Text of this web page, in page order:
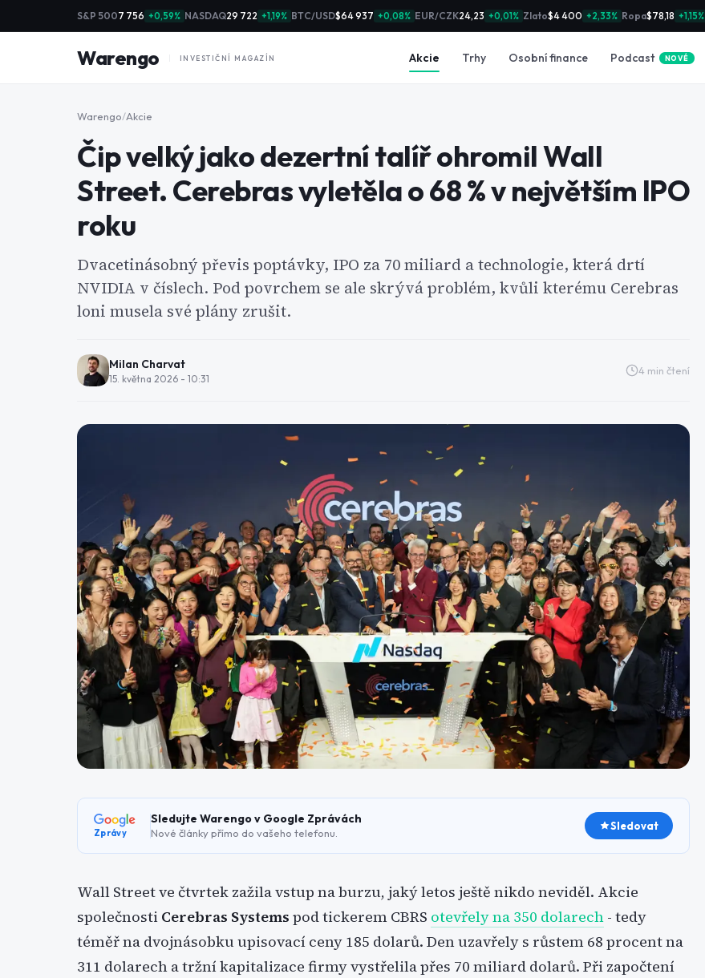
S&P 5007 756 +0,59% NASDAQ29 722 +1,19% BTC/USD$64 937 +0,08% EUR/CZK24,23 +0,01% Zlato$4 400 +2,33% Ropa$78,18 +1,15%
Warengo INVESTIČNÍ MAGAZÍN Akcie Trhy Osobní finance Podcast NOVÉ
Warengo/Akcie
Čip velký jako dezertní talíř ohromil Wall
Street. Cerebras vyletěla o 68 % v největším IPO
roku
Dvacetinásobný převis poptávky, IPO za 70 miliard a technologie, která drtí
NVIDIA v číslech. Pod povrchem se ale skrývá problém, kvůli kterému Cerebras
loni musela své plány zrušit.
Milan Charvat
15. května 2026 - 10:31
4 min čtení
Zprávy
Sledujte Warengo v Google Zprávách
Nové články přímo do vašeho telefonu.
Sledovat
Wall Street ve čtvrtek zažila vstup na burzu, jaký letos ještě nikdo neviděl. Akcie
společnosti Cerebras Systems pod tickerem CBRS otevřely na 350 dolarech - tedy
téměř na dvojnásobku upisovací ceny 185 dolarů. Den uzavřely s růstem 68 procent na
311 dolarech a tržní kapitalizace firmy vystřelila přes 70 miliard dolarů. Při započtení